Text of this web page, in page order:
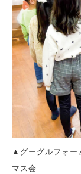
▲グーグルフォー
マス会